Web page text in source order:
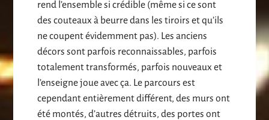
rend l’ensemble si crédible (même si ce sont
des couteaux à beurre dans les tiroirs et qu’ils
ne coupent évidemment pas). Les anciens
décors sont parfois reconnaissables, parfois
totalement transformés, parfois nouveaux et
l’enseigne joue avec ça. Le parcours est
cependant entièrement différent, des murs ont
été montés, d’autres détruits, des portes ont